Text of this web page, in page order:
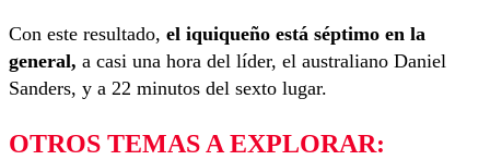
Con este resultado, el iquiqueño está séptimo en la
general, a casi una hora del líder, el australiano Daniel
Sanders, y a 22 minutos del sexto lugar.
OTROS TEMAS A EXPLORAR: